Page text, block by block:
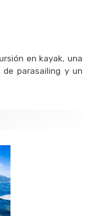
en kayak, una
parasailing y un